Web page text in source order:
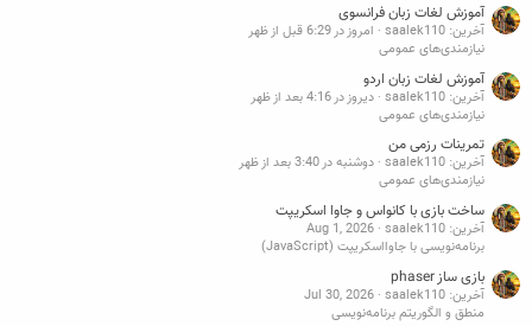
آموزش لغات زبان فرانسوی
آخرین: saalek110
امروز در 6:29 قبل از ظهر
نیازمندی‌های عمومی
آموزش لغات زبان اردو
آخرین: saalek110
دیروز در 4:16 بعد از ظهر
نیازمندی‌های عمومی
تمرینات رزمی من
آخرین: saalek110
دوشنبه در 3:40 بعد از ظهر
نیازمندی‌های عمومی
ساخت بازی با کانواس و جاوا اسکریپت
آخرین: saalek110
Aug 1, 2026
برنامه‌نویسی با جاوااسکریپت (JavaScript)
بازی ساز phaser
آخرین: saalek110
Jul 30, 2026
منطق و الگوریتم برنامه‌نویسی